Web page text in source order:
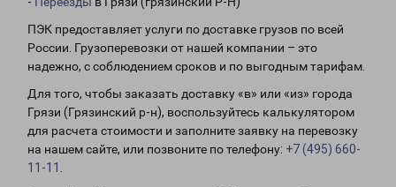
ПЭК предоставляет услуги по доставке грузов по всей
России. Грузоперевозки от нашей компании – это
надежно, с соблюдением сроков и по выгодным тарифам.
Для того, чтобы заказать доставку «в» или «из» города
Грязи (Грязинский р-н), воспользуйтесь калькулятором
для расчета стоимости и заполните заявку на перевозку
на нашем сайте, или позвоните по телефону: +7 (495) 660-
11-11